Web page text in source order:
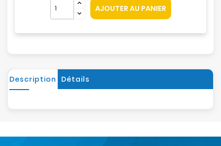
AJOUTER AU PANIER
Description Détails